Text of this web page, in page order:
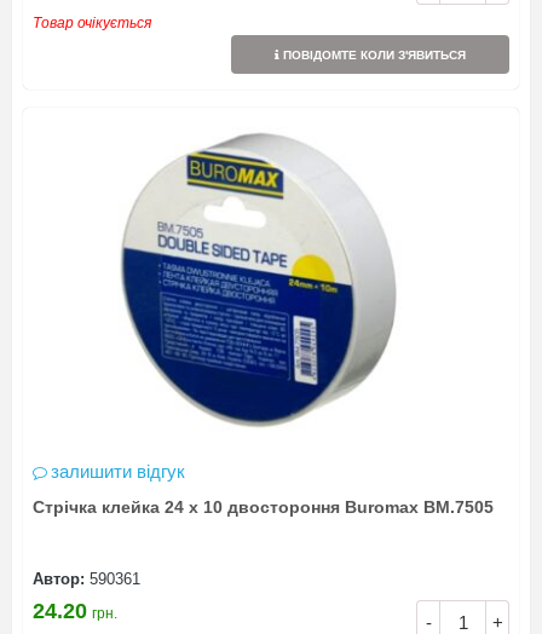
Товар очікується
ПОВІДОМТЕ КОЛИ З'ЯВИТЬСЯ
залишити відгук
Стрічка клейка 24 х 10 двостороння Buromax BM.7505
Автор: 590361
- +
24.20 грн.